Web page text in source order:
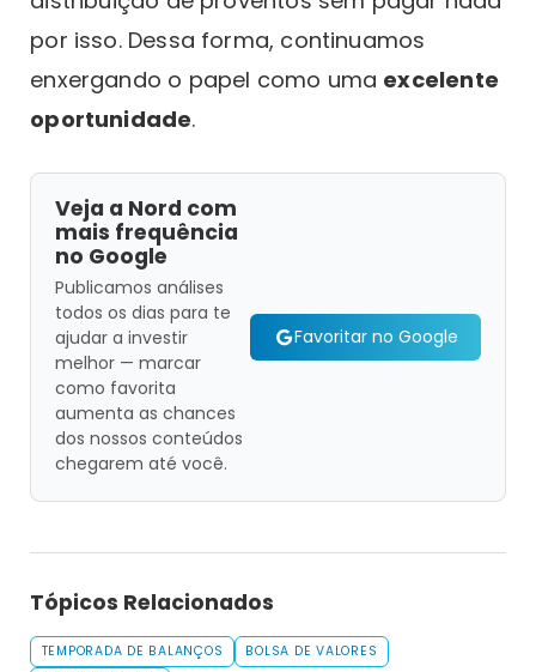
por isso. Dessa forma, continuamos
enxergando o papel como uma excelente
oportunidade.
Veja a Nord com
mais frequência
no Google
Publicamos análises
todos os dias para te
ajudar a investir
melhor — marcar
como favorita
aumenta as chances
dos nossos conteúdos
chegarem até você.
Favoritar no Google
Tópicos Relacionados
TEMPORADA DE BALANÇOS
BOLSA DE VALORES